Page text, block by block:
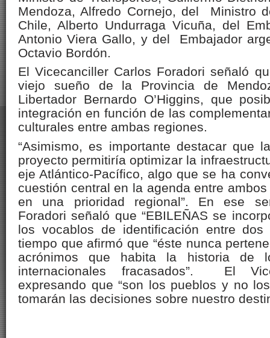
Mendoza, Alfredo Cornejo, del Ministro
Chile, Alberto Undurraga Vicuña, del
Antonio Viera Gallo, y del Embajador
Octavio Bordón.
El Vicecanciller Carlos Foradori señaló
viejo sueño de la Provincia de
Libertador Bernardo O’Higgins, que
integración en función de las
culturales entre ambas regiones.
“Asimismo, es importante destacar que
proyecto permitiría optimizar la
eje Atlántico-Pacífico, algo que se ha
cuestión central en la agenda entre
en una prioridad regional”. En ese
Foradori señaló que “EBILEÑAS se
los vocablos de identificación entre
tiempo que afirmó que “éste nunca
acrónimos que habita la historia de
internacionales fracasados”. El
expresando que “son los pueblos y no
tomarán las decisiones sobre nuestro